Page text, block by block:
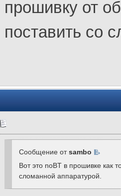
прошивку от
поставить со
Сообщение отsambo
Вот это noBT в прошивке как
сломанной аппаратурой.